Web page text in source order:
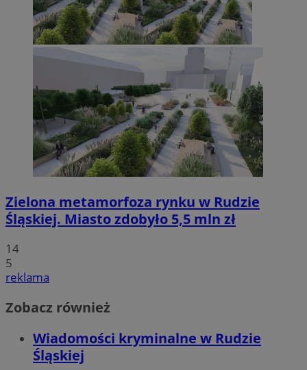
Zielona metamorfoza rynku w Rudzie
Śląskiej. Miasto zdobyło 5,5 mln zł
14
5
reklama
Zobacz również
Wiadomości kryminalne w Rudzie
Śląskiej